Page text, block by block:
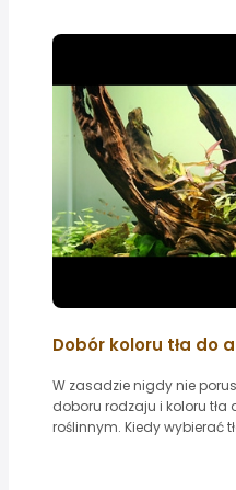
Dobór koloru tła do
W zasadzie nigdy nie
doboru rodzaju i koloru
roślinnym. Kiedy wybierać